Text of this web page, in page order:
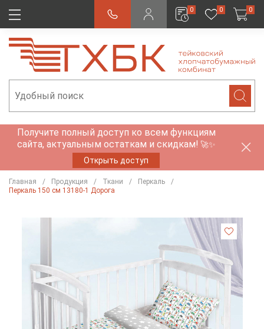
0 0 0
Получите полный доступ ко всем функциям
сайта, актуальным остаткам и скидкам! 🚀✨
Открыть доступ
Главная Продукция Ткани
Перкаль
Перкаль 150 см 13180-1 Дорога